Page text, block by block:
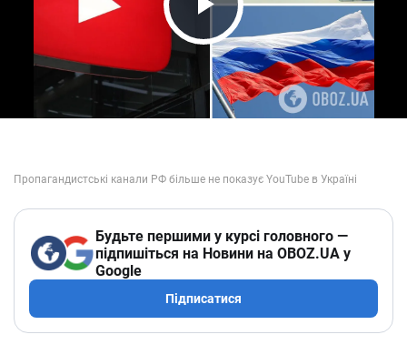
Play Video
Будьте першими у курсі головного —
підпишіться на Новини на OBOZ.UA у
Google
Підписатися